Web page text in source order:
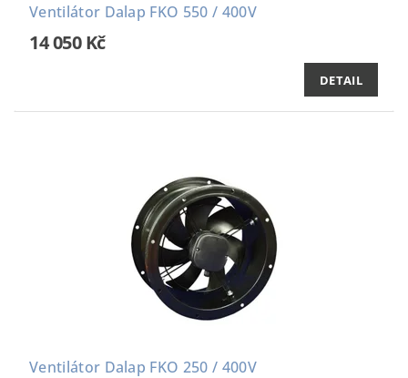
Ventilátor Dalap FKO 550 / 400V
14 050 Kč
DETAIL
Ventilátor Dalap FKO 250 / 400V